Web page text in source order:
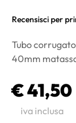
Recensisci per
Tubo
40mm
€ 41,50
iva inclusa